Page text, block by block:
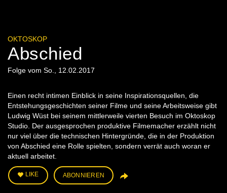
OKTOSKOP
Abschied
Folge vom So., 12.02.2017
Einen recht intimen Einblick in seine Inspirationsquellen, die
Entstehungsgeschichten seiner Filme und seine Arbeitsweise gibt
Ludwig Wüst bei seinem mittlerweile vierten Besuch im Oktoskop
Studio. Der ausgesprochen produktive Filmemacher erzählt nicht
nur viel über die technischen Hintergründe, die in der Produktion
von Abschied eine Rolle spielten, sondern verrät auch woran er
aktuell arbeitet.
LIKE ABONNIEREN